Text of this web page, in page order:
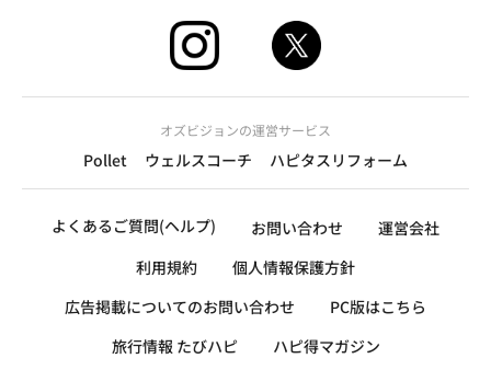
オズビジョンの運営サービス
Pollet ウェルスコーチ ハピタスリフォーム
よくあるご質問(ヘルプ) お問い合わせ
運営会社
利用規約
個人情報保護方針
広告掲載についてのお問い合わせ
PC版はこちら
旅行情報 たびハピ
ハピ得マガジン